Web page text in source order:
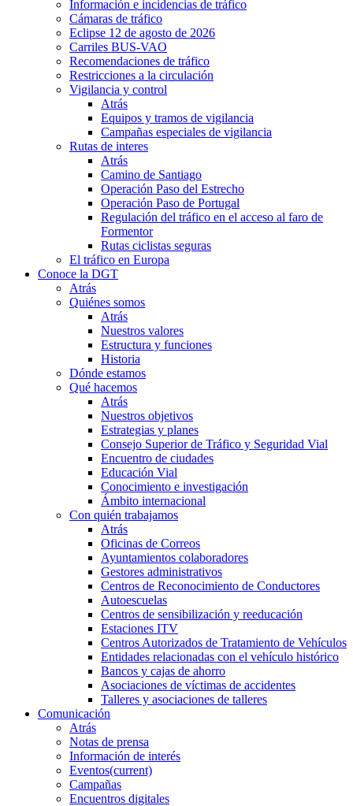
Información e incidencias de tráfico
Cámaras de tráfico
Eclipse 12 de agosto de 2026
Carriles BUS-VAO
Recomendaciones de tráfico
Restricciones a la circulación
Vigilancia y control
Atrás
Equipos y tramos de vigilancia
Campañas especiales de vigilancia
Rutas de interes
Atrás
Camino de Santiago
Operación Paso del Estrecho
Operación Paso de Portugal
Regulación del tráfico en el acceso al faro de
Formentor
Rutas ciclistas seguras
El tráfico en Europa
Conoce la DGT
Atrás
Quiénes somos
Atrás
Nuestros valores
Estructura y funciones
Historia
Dónde estamos
Qué hacemos
Atrás
Nuestros objetivos
Estrategias y planes
Consejo Superior de Tráfico y Seguridad Vial
Encuentro de ciudades
Educación Vial
Conocimiento e investigación
Ámbito internacional
Con quién trabajamos
Atrás
Oficinas de Correos
Ayuntamientos colaboradores
Gestores administrativos
Centros de Reconocimiento de Conductores
Autoescuelas
Centros de sensibilización y reeducación
Estaciones ITV
Centros Autorizados de Tratamiento de Vehículos
Entidades relacionadas con el vehículo histórico
Bancos y cajas de ahorro
Asociaciones de víctimas de accidentes
Talleres y asociaciones de talleres
Comunicación
Atrás
Notas de prensa
Información de interés
Eventos(current)
Campañas
Encuentros digitales